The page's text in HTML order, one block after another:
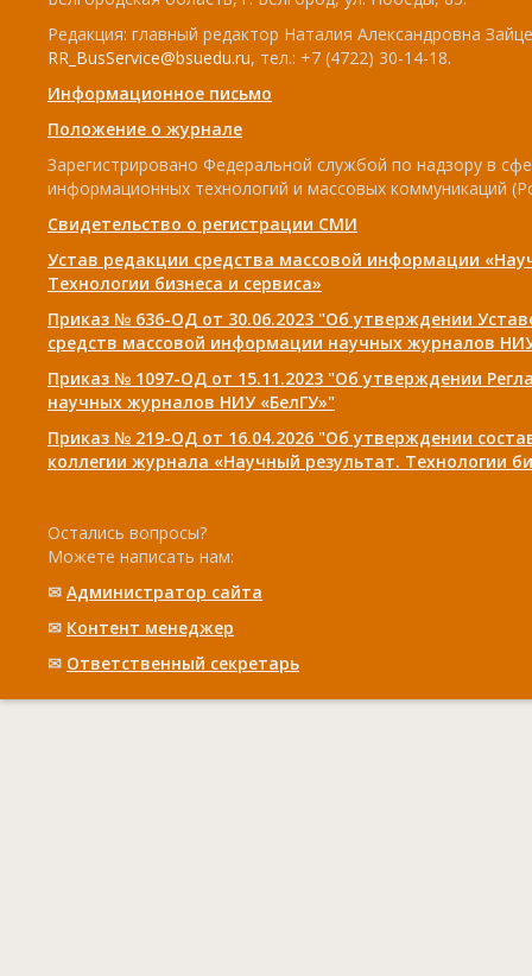
Редакция: главный редактор Наталия Александровна
RR_BusService@bsuedu.ru, тел.: +7 (4722) 30-14-18.
Информационное письмо
Положение о журнале
Зарегистрировано Федеральной службой по надзору в
информационных технологий и массовых коммуникаций
Свидетельство о регистрации СМИ
Устав редакции средства массовой информации
Технологии бизнеса и сервиса»
Приказ № 636-ОД от 30.06.2023 "Об утверждении
средств массовой информации научных журналов
Приказ № 1097-ОД от 15.11.2023 "Об утверждении
научных журналов НИУ «БелГУ»"
Приказ № 219-ОД от 16.04.2026 "Об утверждении
коллегии журнала «Научный результат. Технологии
Остались вопросы?
Можете написать нам:
✉ Администратор сайта
✉ Контент менеджер
✉ Ответственный cекретарь